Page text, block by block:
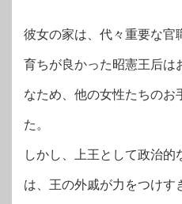
彼女の家は、代々重要な官
育ちが良かった昭憲王后は
なため、他の女性たちのお
た。
しかし、上王として政治的
は、王の外戚が力をつけす